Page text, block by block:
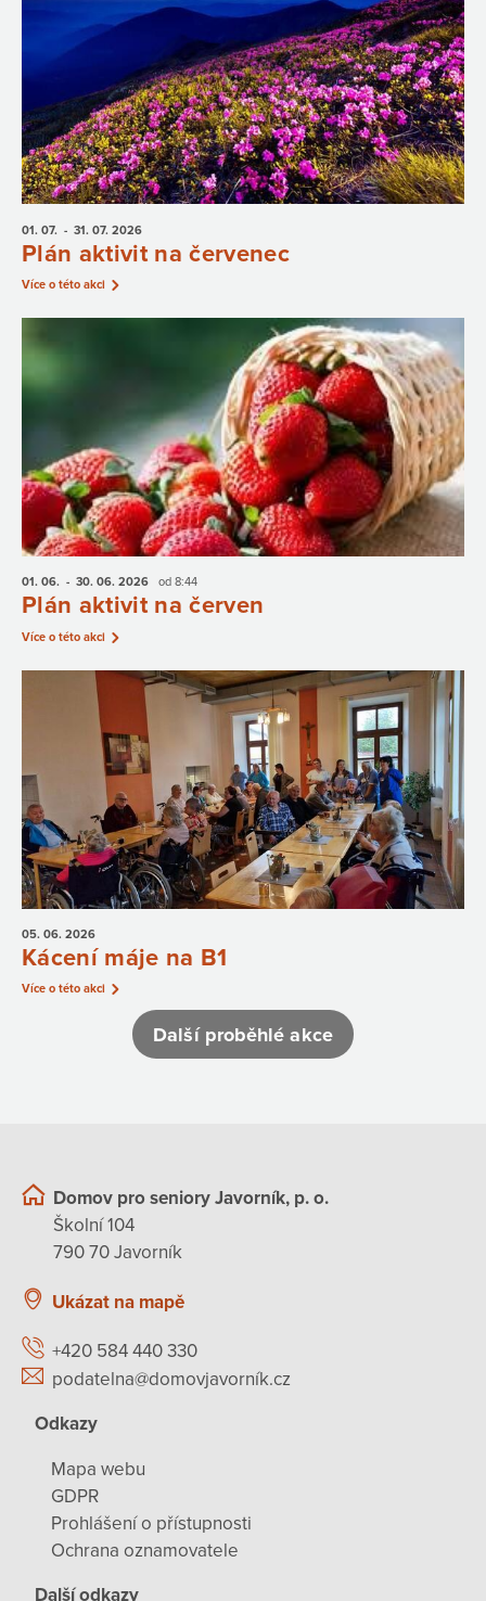
01. 07. - 31. 07. 2026
Plán aktivit na červenec
Více o této akci
01. 06. - 30. 06. 2026 od 8:44
Plán aktivit na červen
Více o této akci
05. 06. 2026
Kácení máje na B1
Více o této akci
Další proběhlé akce
Domov pro seniory Javorník, p. o.
Školní 104
790 70 Javorník
Ukázat na mapě
+420 584 440 330
podatelna@domovjavorník.cz
Odkazy
Mapa webu
GDPR
Prohlášení o přístupnosti
Ochrana oznamovatele
Další odkazy